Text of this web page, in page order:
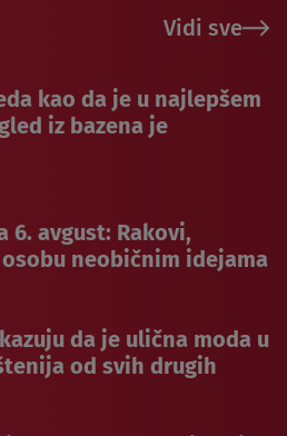
Vidi sve
kao da je u najlepšem
iz bazena je
6. avgust: Rakovi,
neobičnim idejama
da je ulična moda u
od svih drugih